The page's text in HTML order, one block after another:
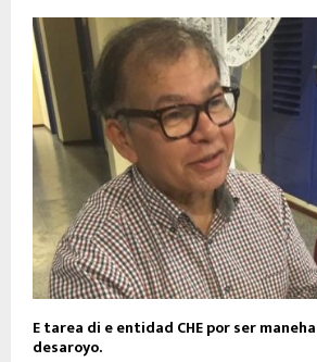
E tarea di e entidad CHE por ser
desaroyo.